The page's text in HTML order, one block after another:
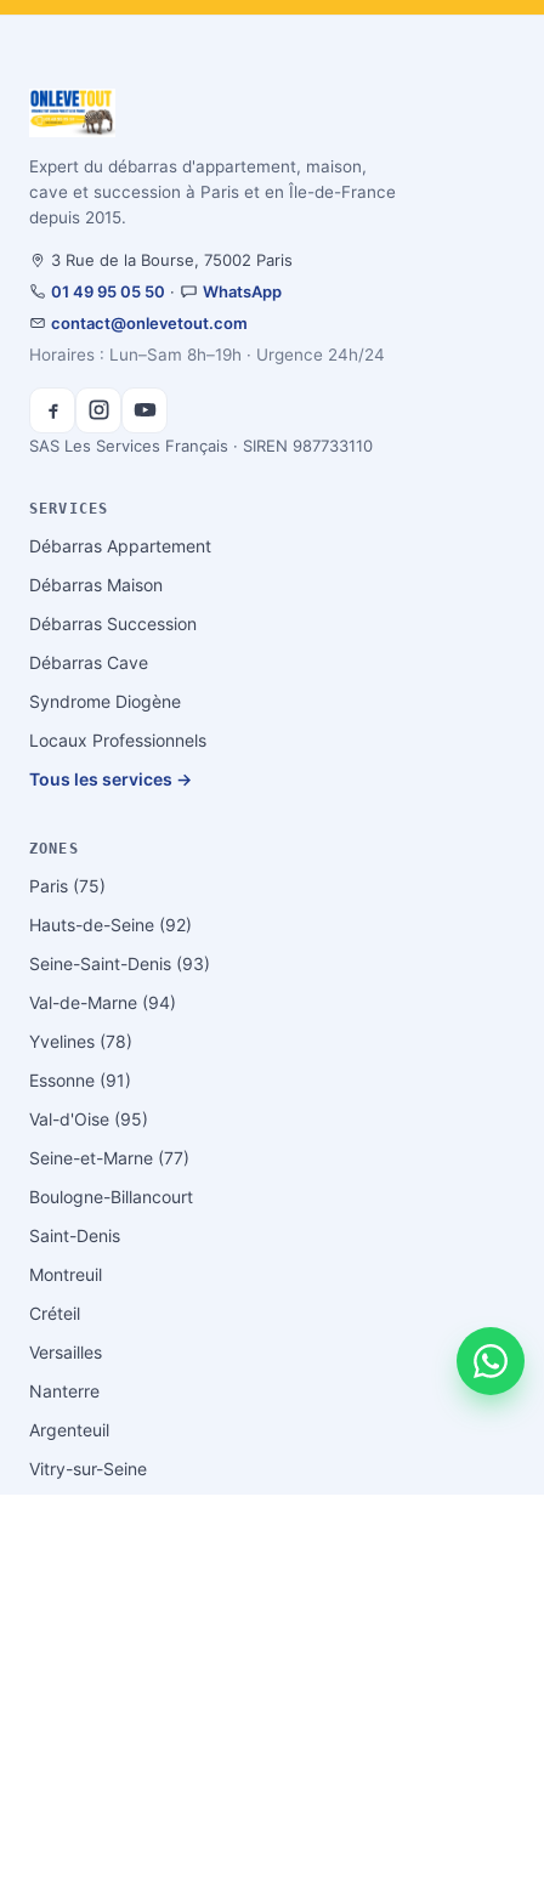
Expert du débarras d'appartement, maison,
cave et succession à Paris et en Île-de-France
depuis 2015.
3 Rue de la Bourse, 75002 Paris
01 49 95 05 50 ·
WhatsApp
contact@onlevetout.com
Horaires : Lun–Sam 8h–19h · Urgence 24h/24
SAS Les Services Français · SIREN 987733110
SERVICES
Débarras Appartement
Débarras Maison
Débarras Succession
Débarras Cave
Syndrome Diogène
Locaux Professionnels
Tous les services →
ZONES
Paris (75)
Hauts-de-Seine (92)
Seine-Saint-Denis (93)
Val-de-Marne (94)
Yvelines (78)
Essonne (91)
Val-d'Oise (95)
Seine-et-Marne (77)
Boulogne-Billancourt
Saint-Denis
Montreuil
Créteil
Versailles
Nanterre
Argenteuil
Vitry-sur-Seine